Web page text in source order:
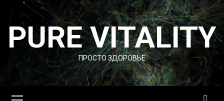
Перейти
содержимому
PURE VITALITY
ПРОСТО ЗДОРОВЬЕ